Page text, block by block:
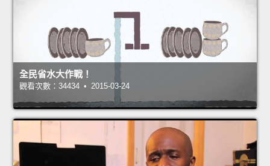
全民省水大作戰！
觀看次數：34434 • 2015-03-24